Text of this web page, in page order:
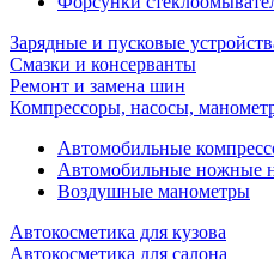
Зарядные и пусковые
Смазки и консерванты
Ремонт и замена шин
Компрессоры, насосы,
Автомобильные
Автомобильные ножные
Воздушные манометры
Автокосметика для кузова
Автокосметика для салона